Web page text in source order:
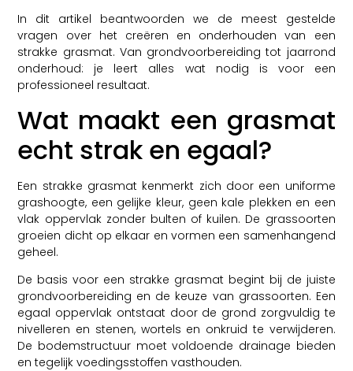
In dit artikel beantwoorden we de meest gestelde
vragen over het creëren en onderhouden van een
strakke grasmat. Van grondvoorbereiding tot jaarrond
onderhoud: je leert alles wat nodig is voor een
professioneel resultaat.
Wat maakt een grasmat
echt strak en egaal?
Een strakke grasmat kenmerkt zich door een uniforme
grashoogte, een gelijke kleur, geen kale plekken en een
vlak oppervlak zonder bulten of kuilen. De grassoorten
groeien dicht op elkaar en vormen een samenhangend
geheel.
De basis voor een strakke grasmat begint bij de juiste
grondvoorbereiding en de keuze van grassoorten. Een
egaal oppervlak ontstaat door de grond zorgvuldig te
nivelleren en stenen, wortels en onkruid te verwijderen.
De bodemstructuur moet voldoende drainage bieden
en tegelijk voedingsstoffen vasthouden.